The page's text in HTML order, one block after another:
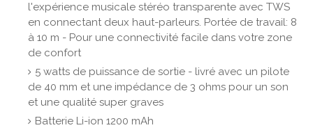
l'expérience musicale stéréo transparente avec TWS
en connectant deux haut-parleurs. Portée de travail: 8
à 10 m - Pour une connectivité facile dans votre zone
de confort
5 watts de puissance de sortie - livré avec un pilote
de 40 mm et une impédance de 3 ohms pour un son
et une qualité super graves
Batterie Li-ion 1200 mAh